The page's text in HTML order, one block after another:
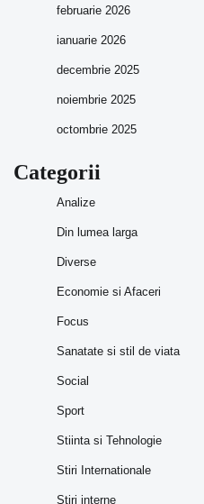
februarie 2026
ianuarie 2026
decembrie 2025
noiembrie 2025
octombrie 2025
Categorii
Analize
Din lumea larga
Diverse
Economie si Afaceri
Focus
Sanatate si stil de viata
Social
Sport
Stiinta si Tehnologie
Stiri Internationale
Stiri interne